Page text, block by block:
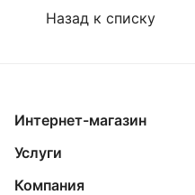
Назад к списку
Интернет-магазин
Услуги
Компания